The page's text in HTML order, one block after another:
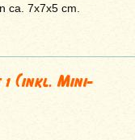
ca. 7x7x5 cm.
1 (inkl. Mini-